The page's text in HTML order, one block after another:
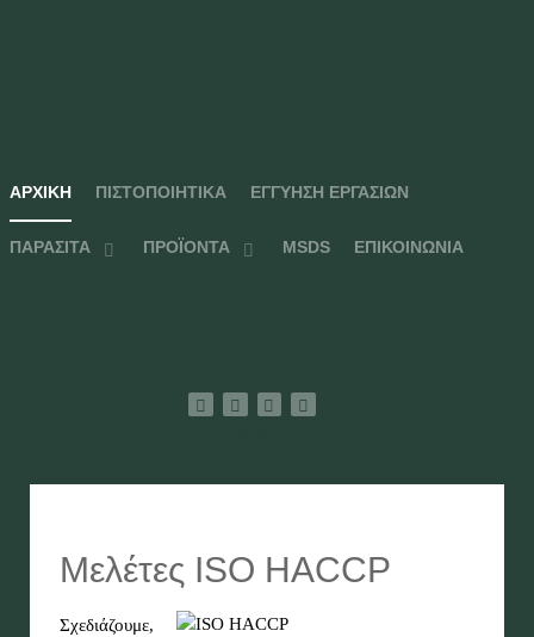
ΑΡΧΙΚΉ ΠΙΣΤΟΠΟΙΗΤΙΚΆ ΕΓΓΎΗΣΗ ΕΡΓΑΣΙΏΝ
ΠΑΡΆΣΙΤΑ ΠΡΟΪΌΝΤΑ MSDS ΕΠΙΚΟΙΝΩΝΊΑ
Μελέτες ISO HACCP
Σχεδιάζουμε,